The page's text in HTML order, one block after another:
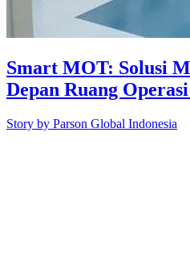
Smart MOT: Solusi
Depan Ruang
Story by Parson Global Indonesia